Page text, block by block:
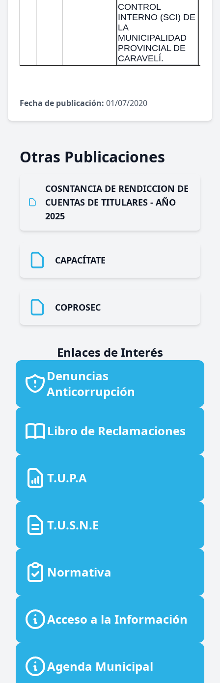
CONTROL
INTERNO (SCI) DE
LA
MUNICIPALIDAD
PROVINCIAL DE
CARAVELÍ.
Fecha de publicación: 01/07/2020
Otras Publicaciones
COSNTANCIA DE RENDICCION DE
CUENTAS DE TITULARES - AÑO
2025
CAPACÍTATE
COPROSEC
Enlaces de Interés
Denuncias
Anticorrupción
Libro de Reclamaciones
T.U.P.A
T.U.S.N.E
Normativa
Acceso a la Información
Agenda Municipal